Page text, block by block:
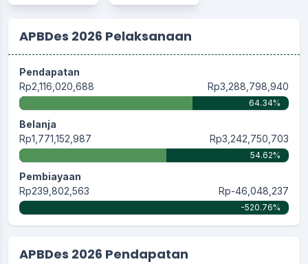
APBDes 2026 Pelaksanaan
Pendapatan
Rp2,116,020,688
Rp3,288,798,940
64.34%
Belanja
Rp1,771,152,987
Rp3,242,750,703
54.62%
Pembiayaan
Rp239,802,563
Rp-46,048,237
-520.76%
APBDes 2026 Pendapatan